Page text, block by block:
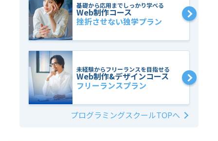
基礎から応用までしっかり学べる
Web制作コース
挫折させない独学プラン
未経験からフリーランスを目指せる
Web制作&デザインコース
フリーランスプラン
プログラミングスクールTOPへ